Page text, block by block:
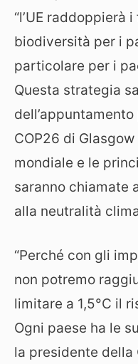
“l’UE raddoppierà
biodiversità per i
particolare per i
Questa strategia
COP26 di
mondiale e le
saranno chiamate
alla neutralità
“Perché con gli
non potremo
limitare a 1,5°C il
Ogni paese ha le
la presidente della